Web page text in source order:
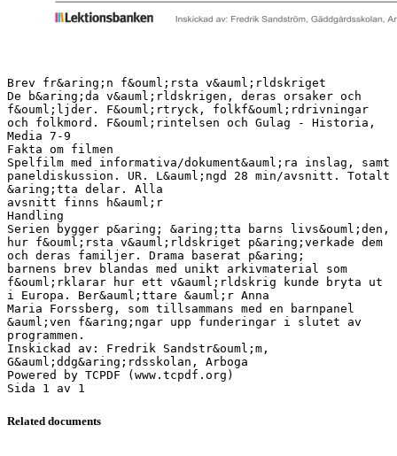
Brev fr&aring;n f&ouml;rsta v&auml;rldskriget
De b&aring;da v&auml;rldskrigen, deras orsaker och
f&ouml;ljder. F&ouml;rtryck, folkf&ouml;rdrivningar
och folkmord. F&ouml;rintelsen och Gulag - Historia,
Media 7-9
Fakta om filmen
Spelfilm med informativa/dokument&auml;ra inslag, samt
paneldiskussion. UR. L&auml;ngd 28 min/avsnitt. Totalt
&aring;tta delar. Alla
avsnitt finns h&auml;r
Handling
Serien bygger p&aring; &aring;tta barns livs&ouml;den,
hur f&ouml;rsta v&auml;rldskriget p&aring;verkade dem
och deras familjer. Drama baserat p&aring;
barnens brev blandas med unikt arkivmaterial som
f&ouml;rklarar hur ett v&auml;rldskrig kunde bryta ut
i Europa. Ber&auml;ttare &auml;r Anna
Maria Forssberg, som tillsammans med en barnpanel
&auml;ven f&aring;ngar upp funderingar i slutet av
programmen.
Inskickad av: Fredrik Sandstr&ouml;m,
G&auml;ddg&aring;rdsskolan, Arboga
Powered by TCPDF (www.tcpdf.org)
Related documents